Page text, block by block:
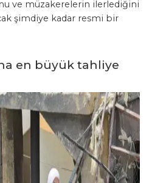
ve müzakerelerin ilerlediğini
şimdiye kadar resmi bir
en büyük tahliye